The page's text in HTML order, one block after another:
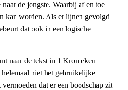
de jongste. Waarbij af en toe
kan worden. Als er lijnen gevolgd
dat ook in een logische
naar de tekst in 1 Kronieken
niet het gebruikelijke
dat er een boodschap zit